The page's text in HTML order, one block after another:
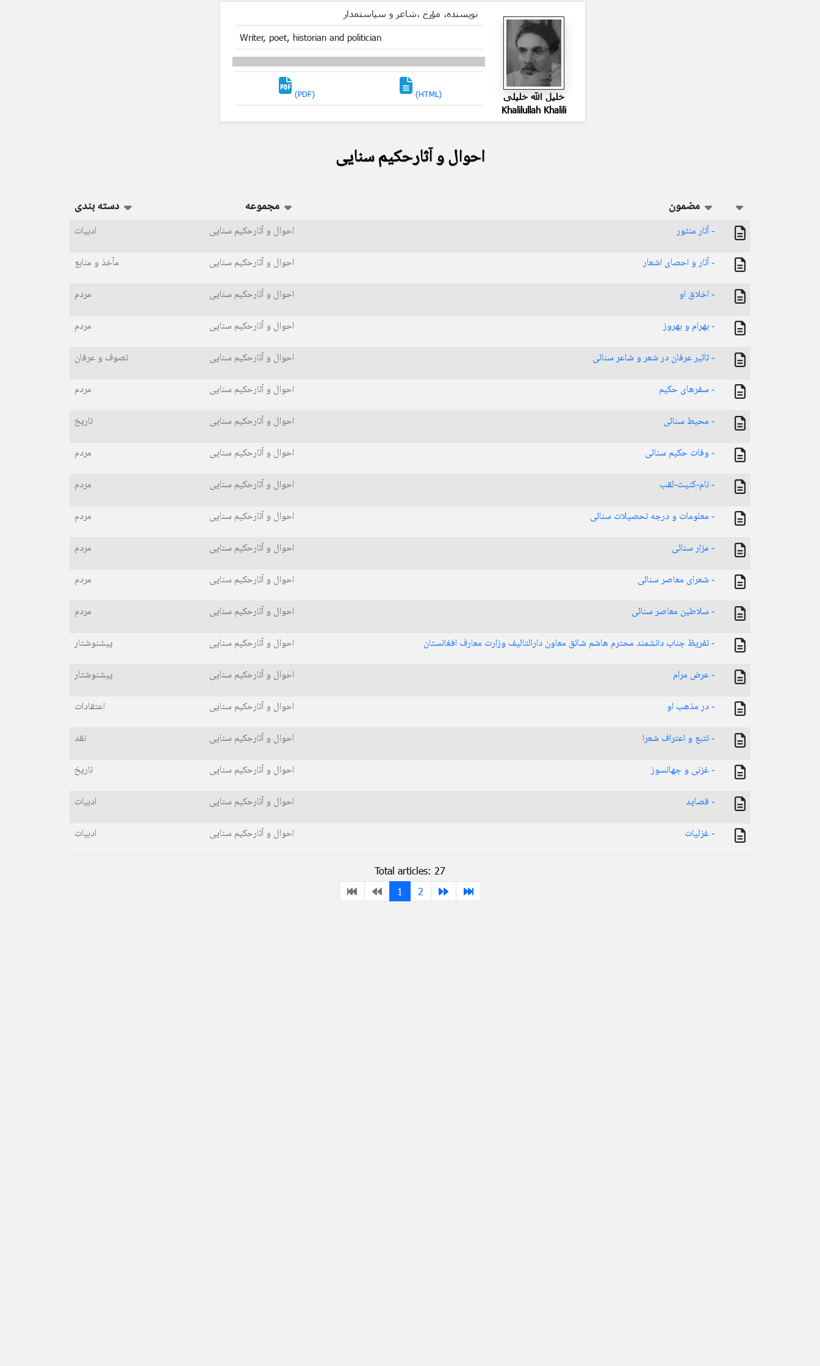
نویسنده، مؤرخ ،شاعر و سیاستمدار
Writer, poet, historian and politician
(PDF) (HTML)
خلیل الله خلیلی
Khalilullah Khalili
احوال و آثارحکیم سنایی
مضمون مجموعه دسته بندی
- آثار منثور احوال و آثارحکیم سنایی
ادبیات
- آثار و احصای اشعار
احوال و آثارحکیم سنایی
مآخذ و منابع
- اخلاق او
احوال و آثارحکیم سنایی
مردم
- بهرام و بهروز
احوال و آثارحکیم سنایی
مردم
- تاثیر عرفان در شعر و شاعر سنائی
احوال و آثارحکیم سنایی
تصوف و عرفان
- سفرهای حکیم
احوال و آثارحکیم سنایی
مردم
- محیط سنائی
احوال و آثارحکیم سنایی
تاریخ
- وفات حکیم سنائی
احوال و آثارحکیم سنایی
مردم
- نام-کنیت-لقب
احوال و آثارحکیم سنایی
مردم
- معلومات و درجه تحصیلات سنائی
احوال و آثارحکیم سنایی
مردم
- مزار سنائی
احوال و آثارحکیم سنایی
مردم
- شعرای معاصر سنائی
احوال و آثارحکیم سنایی
مردم
- سلاطین معاصر سنائی
احوال و آثارحکیم سنایی
مردم
- تفریظ جناب دانشمند محترم هاشم شائق معاون دارالتالیف وزارت معارف افغانستان
احوال و آثارحکیم سنایی
پیشنوشتار
- عرض مرام
احوال و آثارحکیم سنایی
پیشنوشتار
- در مذهب او
احوال و آثارحکیم سنایی
اعتقادات
- تتبع و اعتراف شعرا
احوال و آثارحکیم سنایی
نقد
- غزنی و جهانسوز
احوال و آثارحکیم سنایی
تاریخ
- قصاید
احوال و آثارحکیم سنایی
ادبیات
- غزلیات
احوال و آثارحکیم سنایی ادبیات
Total articles: 27
1
2